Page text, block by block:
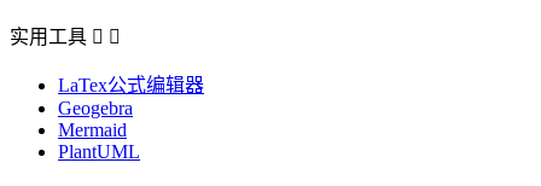
实用工具  
LaTex公式编辑器
Geogebra
Mermaid
PlantUML